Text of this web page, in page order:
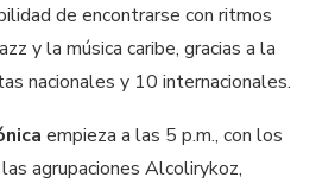
de encontrarse con ritmos
y la música caribe, gracias a la
nacionales y 10 internacionales.
empieza a las 5 p.m., con los
agrupaciones Alcolirykoz,